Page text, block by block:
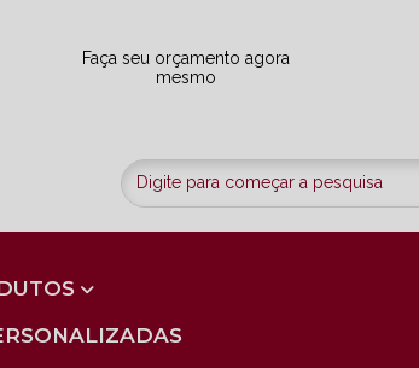
Faça seu orçamento agora
mesmo